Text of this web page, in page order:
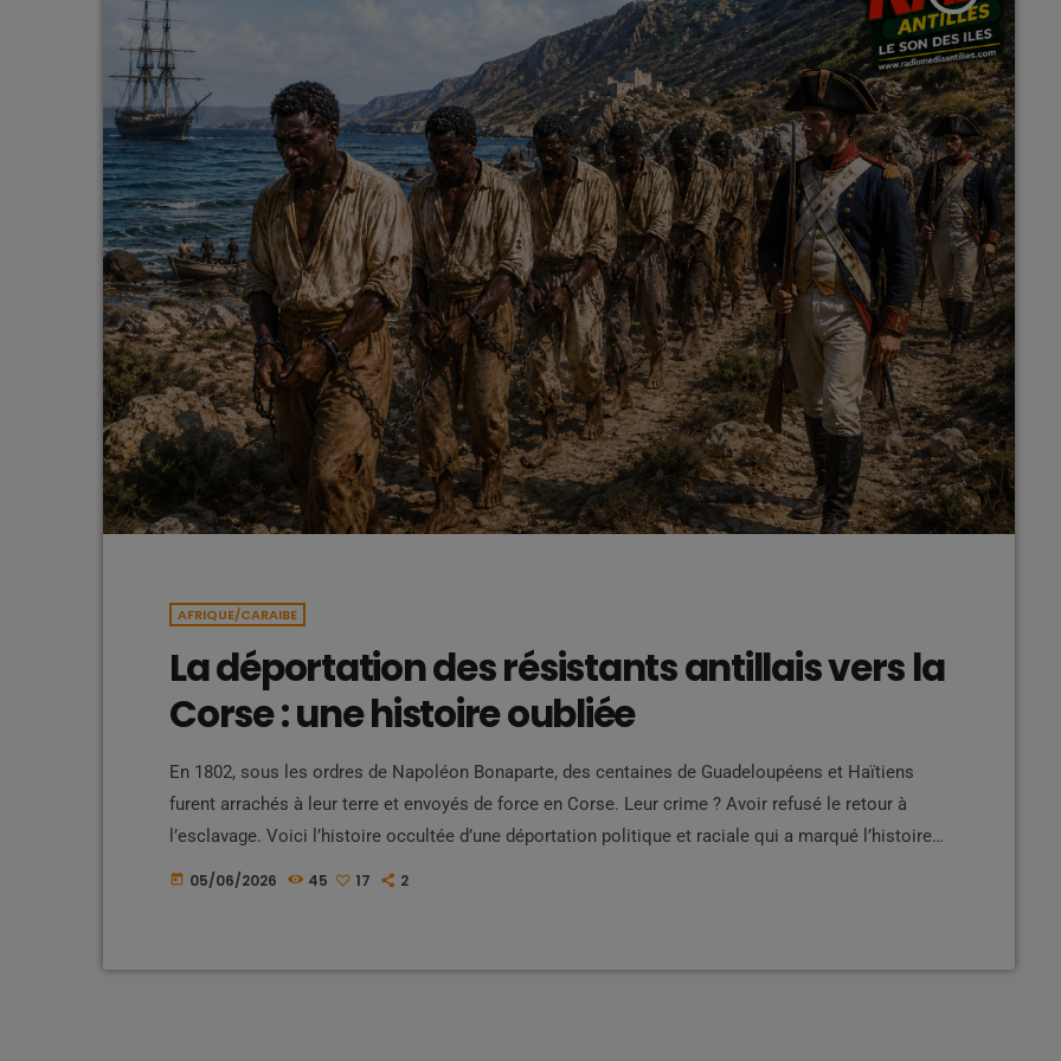
AFRIQUE/CARAIBE
La déportation des résistants antillais vers la
Corse : une histoire oubliée
En 1802, sous les ordres de Napoléon Bonaparte, des centaines de Guadeloupéens et Haïtiens
furent arrachés à leur terre et envoyés de force en Corse. Leur crime ? Avoir refusé le retour à
l’esclavage. Voici l’histoire occultée d’une déportation politique et raciale qui a marqué l’histoire
de France, entre oubli, souffrance et résilience Une histoire largement absente des manuels
today 05/06/2026 45 17 2